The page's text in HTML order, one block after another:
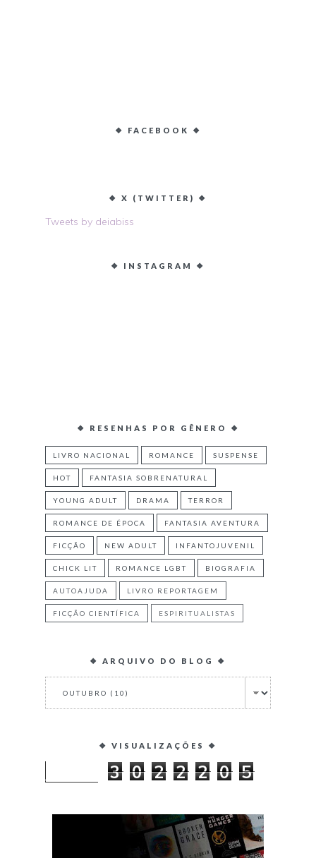
❖ FACEBOOK ❖
❖ X (TWITTER) ❖
Tweets by deiabiss
❖ INSTAGRAM ❖
❖ RESENHAS POR GÊNERO ❖
LIVRO NACIONAL ROMANCE SUSPENSE
HOT FANTASIA SOBRENATURAL
YOUNG ADULT DRAMA TERROR
ROMANCE DE ÉPOCA FANTASIA AVENTURA
FICÇÃO NEW ADULT INFANTOJUVENIL
CHICK LIT ROMANCE LGBT BIOGRAFIA
AUTOAJUDA LIVRO REPORTAGEM
FICÇÃO CIENTÍFICA ESPIRITUALISTAS
❖ ARQUIVO DO BLOG ❖
❖ VISUALIZAÇÕES ❖
3 0 2 2 2 0 5